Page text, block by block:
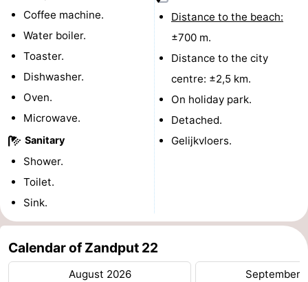
Coffee machine.
Water boiler.
Toaster.
Dishwasher.
Oven.
Microwave.
Sanitary
Shower.
Toilet.
Sink.
Distance to the beach:
±700 m.
Distance to the city
centre: ±2,5 km.
On holiday park.
Detached.
Gelijkvloers.
Calendar of Zandput 22
August 2026 September